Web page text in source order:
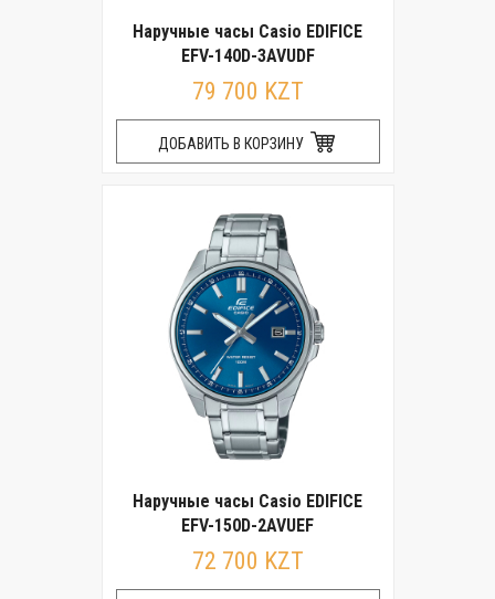
Наручные часы Casio EDIFICE
EFV-140D-3AVUDF
79 700 KZT
ДОБАВИТЬ В КОРЗИНУ
Наручные часы Casio EDIFICE
EFV-150D-2AVUEF
72 700 KZT